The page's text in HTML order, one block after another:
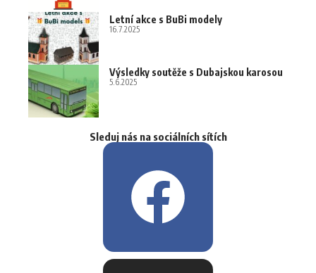
Letní akce s BuBi modely
16.7.2025
Výsledky soutěže s Dubajskou karosou
5.6.2025
Sleduj nás na sociálních sítích